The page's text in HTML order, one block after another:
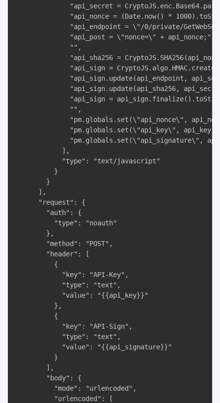
"api_secret =
"api_nonce = (Date.now() *
"api_endpoint = \"/0/private/
              "api_post = \"nonce=\" + api_nonce;",
              "",
"api_sha256 =
"api_sign =
"api_sign.update(api_endpoint,
"api_sign.update(api_sha256,
"api_sign =
              "",
"pm.globals.set(\"api_nonce\",
"pm.globals.set(\"api_key\",
"pm.globals.set(\"api_signature\",
            ],
            "type": "text/javascript"
          }
        }
      ],
      "request": {
        "auth": {
          "type": "noauth"
        },
        "method": "POST",
        "header": [
          {
            "key": "API-Key",
            "type": "text",
            "value": "{{api_key}}"
          },
          {
            "key": "API-Sign",
            "type": "text",
            "value": "{{api_signature}}"
          }
        ],
        "body": {
          "mode": "urlencoded",
          "urlencoded": [